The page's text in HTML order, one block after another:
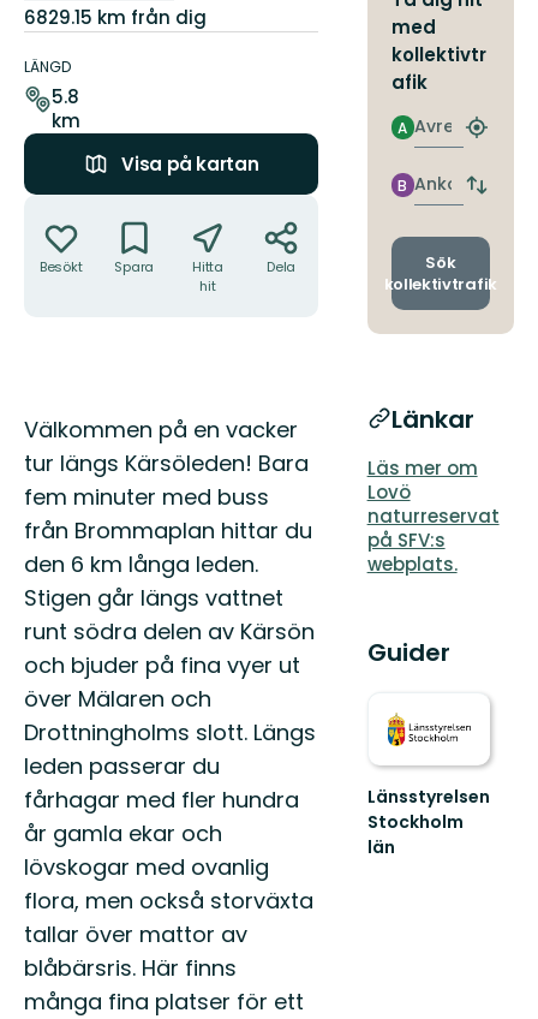
6829.15 km från dig
om
leden
LÄNGD
5.8
km
Visa på kartan
Besökt Spara
Hitta
hit
Dela
Beskrivning
Välkommen på en vacker
tur längs Kärsöleden! Bara
fem minuter med buss
från Brommaplan hittar du
den 6 km långa leden.
Stigen går längs vattnet
runt södra delen av Kärsön
och bjuder på fina vyer ut
över Mälaren och
Drottningholms slott. Längs
leden passerar du
fårhagar med fler hundra
år gamla ekar och
lövskogar med ovanlig
flora, men också storväxta
tallar över mattor av
blåbärsris. Här finns
många fina platser för ett
med
kollektivtr
afik
Avresa
A
Hitta
Ankomst
B
Byt
och
Sök
kollektivtrafik
Länkar
Läs mer om
Lovö
naturreservat
på SFV:s
webplats.
Guider
Länsstyrelsen
Stockholm
län